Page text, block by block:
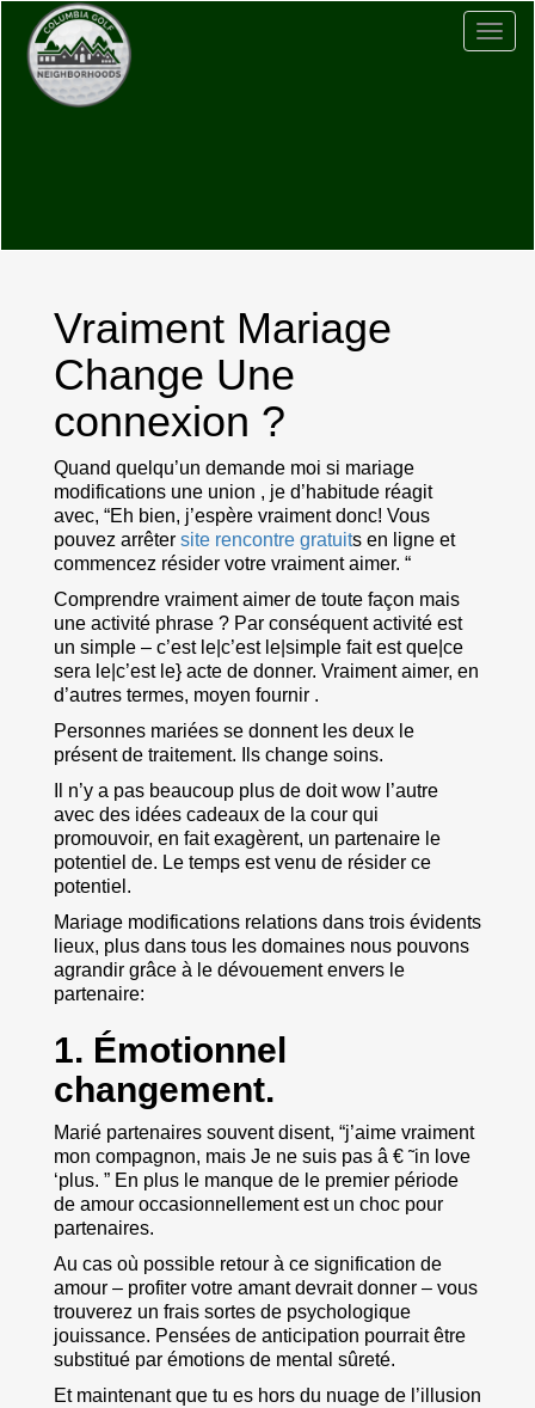
Vraiment Mariage
Change Une
connexion ?
Quand quelqu’un demande moi si mariage
modifications une union , je d’habitude réagit
avec, “Eh bien, j’espère vraiment donc! Vous
pouvez arrêter site rencontre gratuits en ligne et
commencez résider votre vraiment aimer. “
Comprendre vraiment aimer de toute façon mais
une activité phrase ? Par conséquent activité est
un simple – c’est le|c’est le|simple fait est que|ce
sera le|c’est le} acte de donner. Vraiment aimer, en
d’autres termes, moyen fournir .
Personnes mariées se donnent les deux le
présent de traitement. Ils change soins.
Il n’y a pas beaucoup plus de doit wow l’autre
avec des idées cadeaux de la cour qui
promouvoir, en fait exagèrent, un partenaire le
potentiel de. Le temps est venu de résider ce
potentiel.
Mariage modifications relations dans trois évidents
lieux, plus dans tous les domaines nous pouvons
agrandir grâce à le dévouement envers le
partenaire:
1. Émotionnel
changement.
Marié partenaires souvent disent, “j’aime vraiment
mon compagnon, mais Je ne suis pas â € ˜in love
‘plus. ” En plus le manque de le premier période
de amour occasionnellement est un choc pour
partenaires.
Au cas où possible retour à ce signification de
amour – profiter votre amant devrait donner – vous
trouverez un frais sortes de psychologique
jouissance. Pensées de anticipation pourrait être
substitué par émotions de mental sûreté.
Et maintenant que tu es hors du nuage de l’illusion